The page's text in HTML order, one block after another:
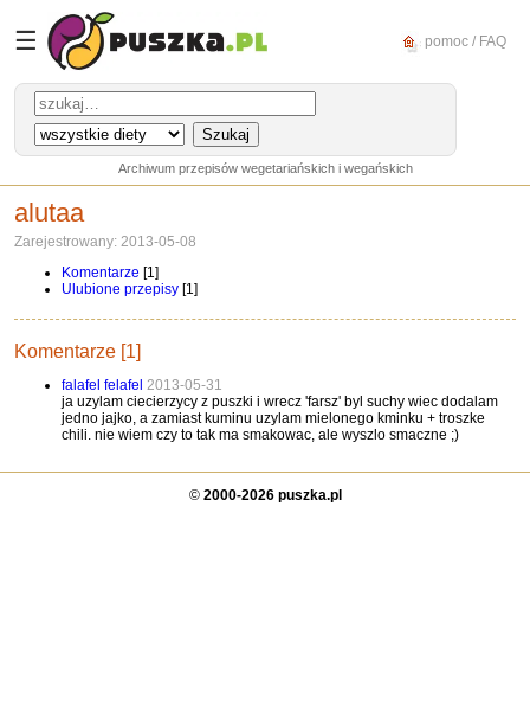
☰ pomoc / FAQ
Archiwum przepisów wegetariańskich i wegańskich
alutaa
Zarejestrowany: 2013-05-08
Komentarze [1]
Ulubione przepisy [1]
Komentarze [1]
falafel felafel 2013-05-31
ja uzylam ciecierzycy z puszki i wrecz 'farsz' byl suchy wiec dodalam
jedno jajko, a zamiast kuminu uzylam mielonego kminku + troszke
chili. nie wiem czy to tak ma smakowac, ale wyszlo smaczne ;)
© 2000-2026 puszka.pl